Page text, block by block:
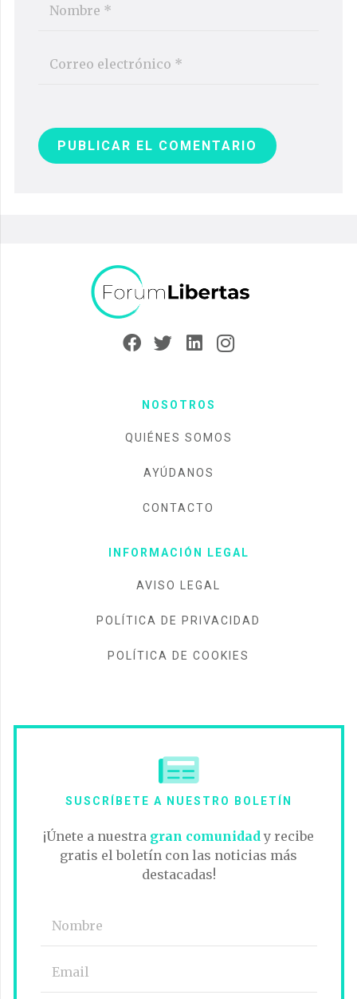
PUBLICAR EL COMENTARIO
NOSOTROS
QUIÉNES SOMOS
AYÚDANOS
CONTACTO
INFORMACIÓN LEGAL
AVISO LEGAL
POLÍTICA DE PRIVACIDAD
POLÍTICA DE COOKIES
SUSCRÍBETE A NUESTRO BOLETÍN
¡Únete a nuestra gran comunidad y recibe
gratis el boletín con las noticias más
destacadas!